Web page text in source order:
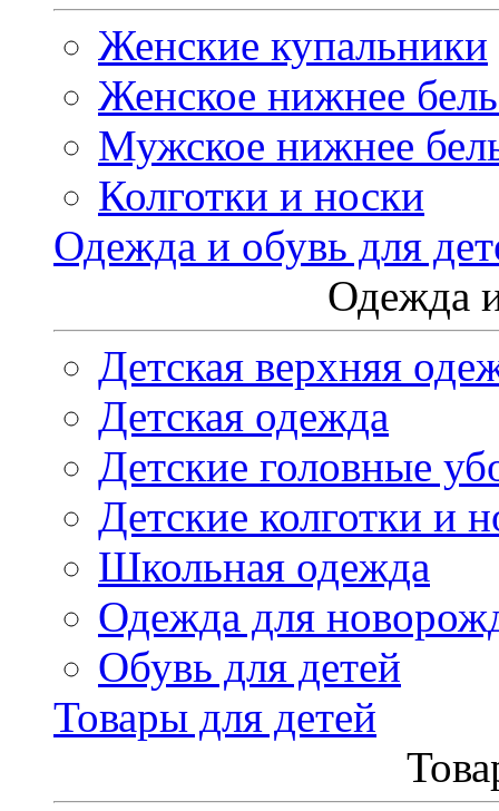
Женские купальники
Женское нижнее
Мужское нижнее
Колготки и носки
Одежда и обувь для
Одежда
Детская верхняя
Детская одежда
Детские головные
Детские колготки и
Школьная одежда
Одежда для
Обувь для детей
Товары для детей